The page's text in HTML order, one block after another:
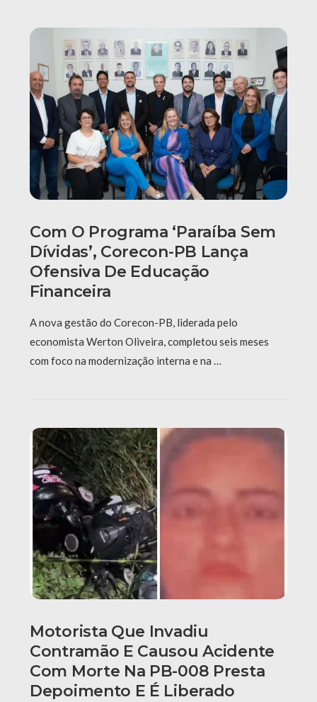
Com O Programa ‘Paraíba Sem
Dívidas’, Corecon-PB Lança
Ofensiva De Educação
Financeira
A nova gestão do Corecon-PB, liderada pelo
economista Werton Oliveira, completou seis meses
com foco na modernização interna e na …
Motorista Que Invadiu
Contramão E Causou Acidente
Com Morte Na PB-008 Presta
Depoimento E É Liberado